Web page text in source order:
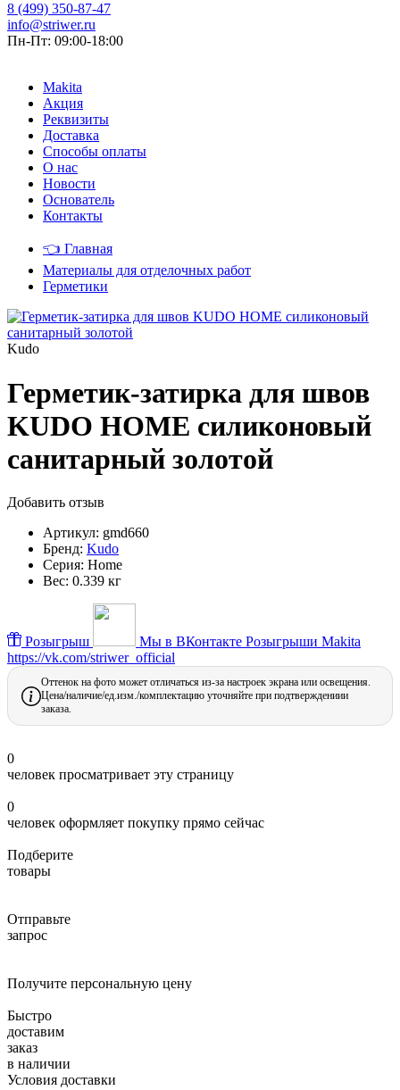
8 (499) 350-87-47
info@striwer.ru
Пн-Пт: 09:00-18:00
Makita
Акция
Реквизиты
Доставка
Способы оплаты
О нас
Новости
Основатель
Контакты
👈 Главная
Материалы для отделочных работ
Герметики
Kudo
Герметик-затирка для швов
KUDO HOME силиконовый
санитарный золотой
Добавить отзыв
Артикул: gmd660
Бренд: Kudo
Серия: Home
Вес: 0.339 кг
Розыгрыш Мы в ВКонтакте Розыгрыши Makita
https://vk.com/striwer_official
Оттенок на фото может отличаться из-за настроек экрана или освещения.
Цена/наличие/ед.изм./комплектацию уточняйте при подтверждениии
заказа.
0
человек просматривает эту страницу
0
человек оформляет покупку прямо сейчас
Подберите
товары
Отправьте
запрос
Получите персональную цену
Быстро
доставим
заказ
в наличии
Условия доставки